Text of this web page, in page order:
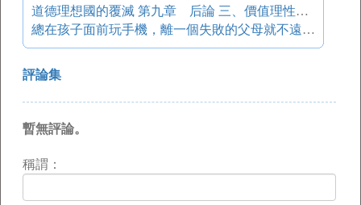
道德理想國的覆滅 第九章 后論 三、價值理性與工具理性相互界定
總在孩子面前玩手機，離一個失敗的父母就不遠了！
評論集
暫無評論。
稱謂：